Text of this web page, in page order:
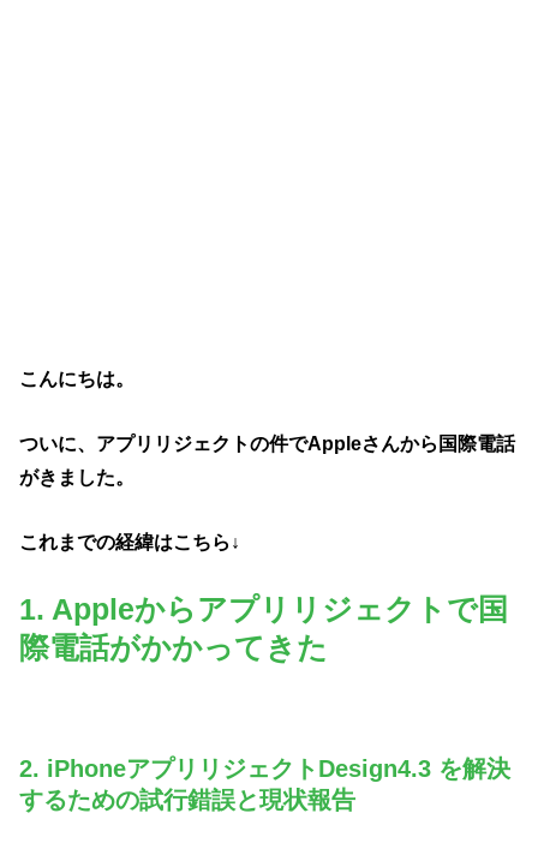
こんにちは。
ついに、アプリリジェクトの件でAppleさんから国際電話
がきました。
これまでの経緯はこちら↓
1. Appleからアプリリジェクトで国
際電話がかかってきた
2. iPhoneアプリリジェクトDesign4.3 を解決
するための試行錯誤と現状報告